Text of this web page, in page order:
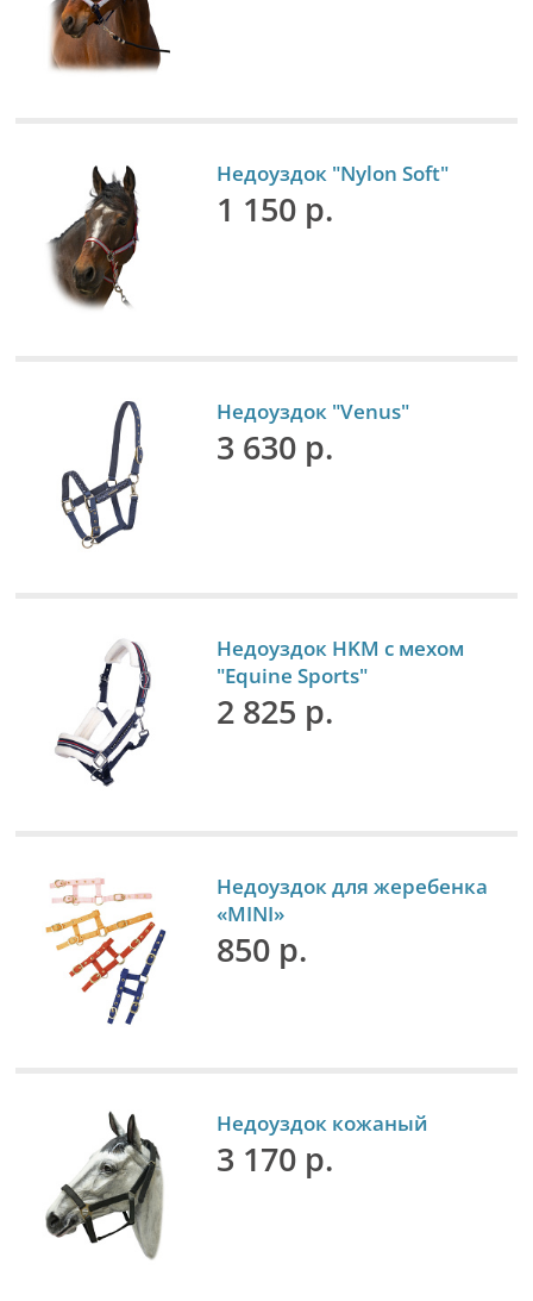
Недоуздок "Nylon Soft"
1 150 р.
Недоуздок "Venus"
3 630 р.
Недоуздок HKM с мехом
"Equine Sports"
2 825 р.
Недоуздок для жеребенка
«MINI»
850 р.
Недоуздок кожаный
3 170 р.